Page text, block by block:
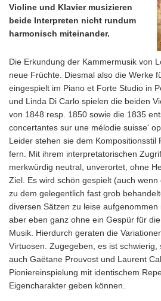
Violine und Klavier musizieren
beide Interpreten nicht rundum
harmonisch miteinander.
Die Erkundung der Kammermusik von
neue Früchte. Diesmal also die Werke
eingespielt im Piano et Forte Studio in
und Linda Di Carlo spielen die beiden
von 1848 resp. 1850 sowie die 1835
concertantes sur une mélodie suisse'
Leider stehen sie dem Kompositionsstil
fern. Mit ihrem interpretatorischen
merkwürdig neutral, unverortet, ohne
Ziel. Es wird schön gespielt (auch wenn
zu dem gelegentlich fast grob
diversen Sätzen zu leise aufgenommen
aber eben ganz ohne ein Gespür für
Musik. Hierdurch geraten die
Virtuosen. Zugegeben, es ist
auch Gaëtane Prouvost und Laurent
Pioniereinspielung mit identischem
Eigencharakter geben können.